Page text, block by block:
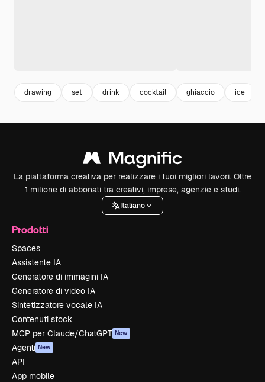
drawing set drink cocktail ghiaccio ice
La piattaforma creativa per realizzare i tuoi migliori lavori. Oltre
1 milione di abbonati tra creativi, imprese, agenzie e studi.
Italiano
Prodotti
Spaces
Assistente IA
Generatore di immagini IA
Generatore di video IA
Sintetizzatore vocale IA
Contenuti stock
MCP per Claude/ChatGPT New
Agenti New
API
App mobile